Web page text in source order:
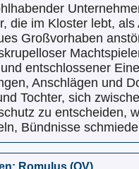
die im Kloster lebt,
Großvorhaben
entschlossener
Anschlägen und
Tochter, sich
zu entscheiden,
Bündnisse
Romulus (OV)